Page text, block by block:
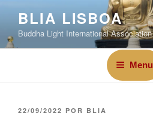
BLIA LISBOA
Buddha Light International Association
Menu
22/09/2022 POR BLIA